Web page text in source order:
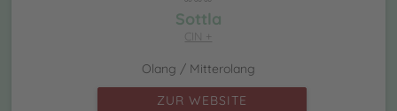
Sottla
CIN +
Olang / Mitterolang
ZUR WEBSITE